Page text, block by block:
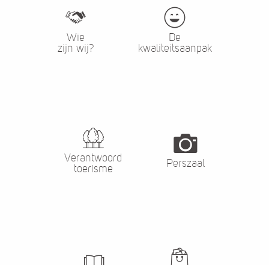
Wie
zijn wij?
De
kwaliteitsaanpak
Verantwoord
toerisme
Perszaal